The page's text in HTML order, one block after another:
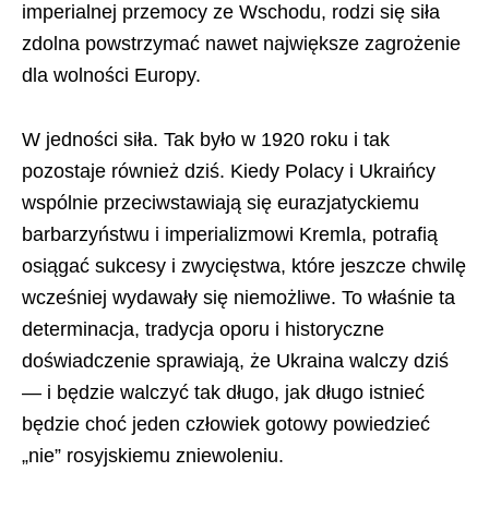
imperialnej przemocy ze Wschodu, rodzi się siła
zdolna powstrzymać nawet największe zagrożenie
dla wolności Europy.
W jedności siła. Tak było w 1920 roku i tak
pozostaje również dziś. Kiedy Polacy i Ukraińcy
wspólnie przeciwstawiają się eurazjatyckiemu
barbarzyństwu i imperializmowi Kremla, potrafią
osiągać sukcesy i zwycięstwa, które jeszcze chwilę
wcześniej wydawały się niemożliwe. To właśnie ta
determinacja, tradycja oporu i historyczne
doświadczenie sprawiają, że Ukraina walczy dziś
— i będzie walczyć tak długo, jak długo istnieć
będzie choć jeden człowiek gotowy powiedzieć
„nie” rosyjskiemu zniewoleniu.